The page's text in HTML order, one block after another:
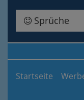
Sprüche
Startseite